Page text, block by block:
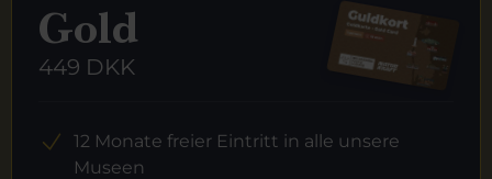
Gold
449 DKK
12 Monate freier Eintritt in alle unsere
Museen